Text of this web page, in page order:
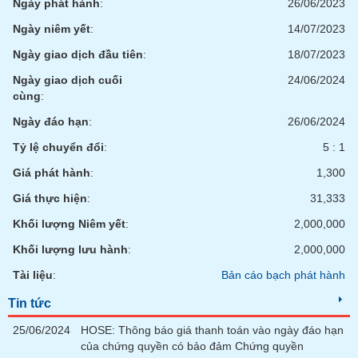
Ngày phát hành:
26/06/2023
Ngày niêm yết:
14/07/2023
Ngày giao dịch đầu tiên:
18/07/2023
Ngày giao dịch cuối
cùng:
24/06/2024
Ngày đáo hạn:
26/06/2024
Tỷ lệ chuyển đổi:
5 : 1
Giá phát hành:
1,300
Giá thực hiện:
31,333
Khối lượng Niêm yết:
2,000,000
Khối lượng lưu hành:
2,000,000
Tài liệu: Bản cáo bạch phát hành
Tin tức
25/06/2024
HOSE: Thông báo giá thanh toán vào ngày đáo hạn
của chứng quyền có bảo đảm Chứng quyền